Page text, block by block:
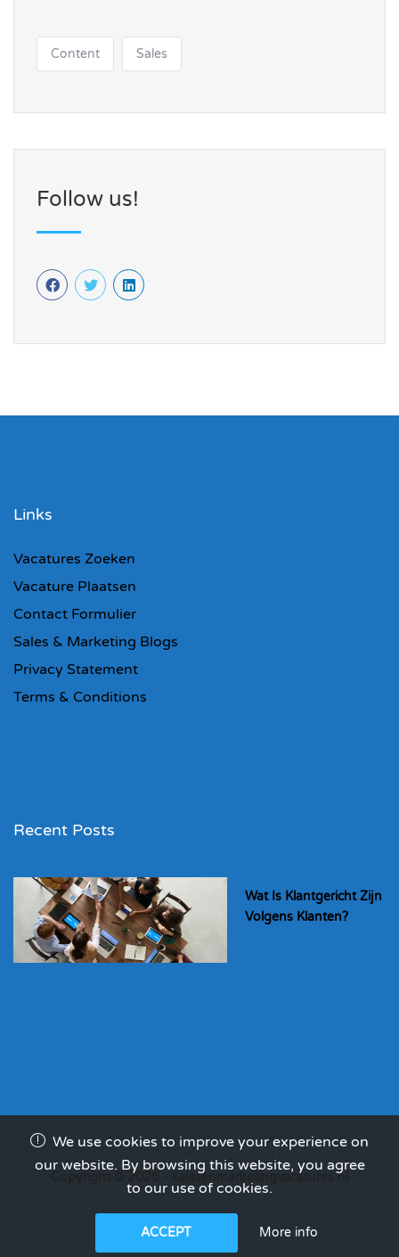
Content Sales
Follow us!
Links
Vacatures Zoeken
Vacature Plaatsen
Contact Formulier
Sales & Marketing Blogs
Privacy Statement
Terms & Conditions
Recent Posts
Wat Is Klantgericht Zijn
Volgens Klanten?
Copyright © 2026 - salesenmarketingvacatures.nl
We use cookies to improve your experience on
our website. By browsing this website, you agree
to our use of cookies.
ACCEPT More info